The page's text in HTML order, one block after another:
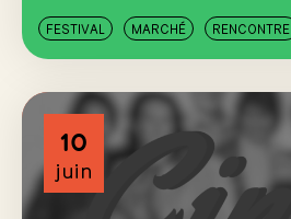
FESTIVAL MARCHÉ RENCONTRE
10
juin